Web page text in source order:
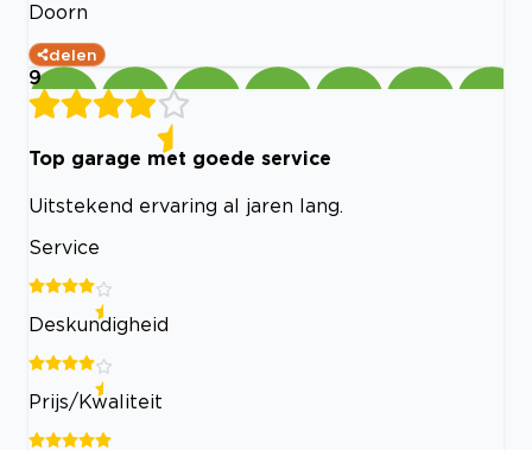
Doorn
delen
9
Top garage met goede service
Uitstekend ervaring al jaren lang.
Service
Deskundigheid
Prijs/Kwaliteit